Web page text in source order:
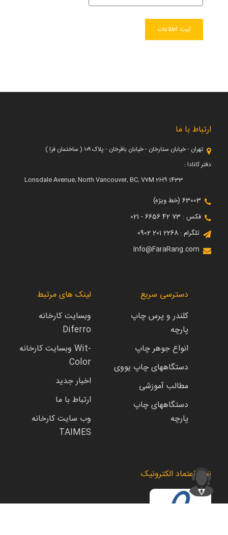
ارتباط با ما
تهران - خیابان ستارخان - خیابان باقرخان - پلاک ۱۰۹ ( ساختمان فرا )
دفتر کانادا :
1433 Lonsdale Avenue, North Vancouver, BC, V7M 2H9
63003 (خط ویژه)
فکس : 73 42 6656 - 021
تلگرام : 2268 201 0902
Info@FaraRang.com
دسترسی سریع
کلندر و پرس چاپ
پارچه
انواع جوهر چاپ
دستگاههای چاپ یووی
مطالب آموزشی
دستگاههای چاپ
پارچه
لینک های مرتبط
وبسایت کارخانه
Diferro
وبسایت کارخانه Wit-
Color
اخبار جدید
ارتباط با ما
وب سایت کارخانه
TAIMES
نماد اعتماد الکترونیک